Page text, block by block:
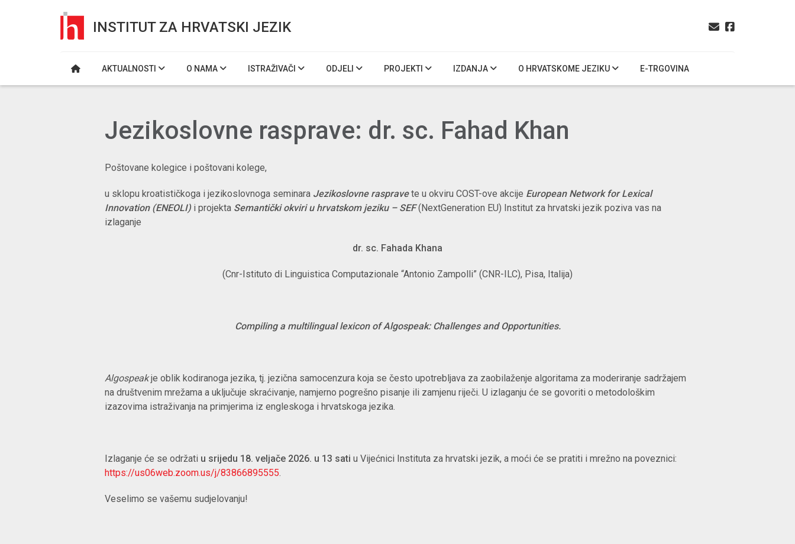
INSTITUT ZA HRVATSKI JEZIK
AKTUALNOSTI O NAMA ISTRAŽIVAČI ODJELI PROJEKTI IZDANJA O HRVATSKOME JEZIKU E-TRGOVINA
Jezikoslovne rasprave: dr. sc. Fahad Khan
Poštovane kolegice i poštovani kolege,
u sklopu kroatističkoga i jezikoslovnoga seminara Jezikoslovne raspravete u okviru COST-ove akcije European Network for Lexical
Innovation (ENEOLI) i projekta Semantički okviri u hrvatskom jeziku – SEF(NextGeneration EU) Institut za hrvatski jezik poziva vas na
izlaganje
dr. sc. Fahada Khana
(Cnr-Istituto di Linguistica Computazionale “Antonio Zampolli” (CNR-ILC), Pisa, Italija)
Compiling a multilingual lexicon of Algospeak: Challenges and Opportunities.
Algospeakje oblik kodiranoga jezika, tj. jezična samocenzura koja se često upotrebljava za zaobilaženje algoritama za moderiranje sadržajem
na društvenim mrežama a uključuje skraćivanje, namjerno pogrešno pisanje ili zamjenu riječi. U izlaganju će se govoriti o metodološkim
izazovima istraživanja na primjerima iz engleskoga i hrvatskoga jezika.
Izlaganje će se održati u srijedu 18. veljače 2026. u 13 sati u Vijećnici Instituta za hrvatski jezik, a moći će se pratiti i mrežno na poveznici:
https://us06web.zoom.us/j/83866895555.
Veselimo se vašemu sudjelovanju!